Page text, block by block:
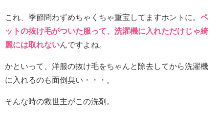
これ、季節問わずめちゃくちゃ重宝してますホントに。 ペ
ットの抜け毛がついた服って、洗濯機に入れただけじゃ綺
麗には取れないんですよね。
かといって、洋服の抜け毛をちゃんと除去してから洗濯機
に入れるのも面倒臭い・・・。
そんな時の救世主がこの洗剤。